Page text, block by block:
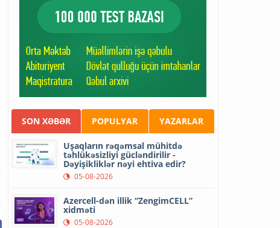
SON XƏBƏR POPULYAR YAZARLAR
Uşaqların rəqəmsal mühitdə
təhlükəsizliyi gücləndirilir -
Dəyişikliklər nəyi ehtiva edir?
05-08-2026
Azercell-dən illik “ZengimCELL”
xidməti
05-08-2026